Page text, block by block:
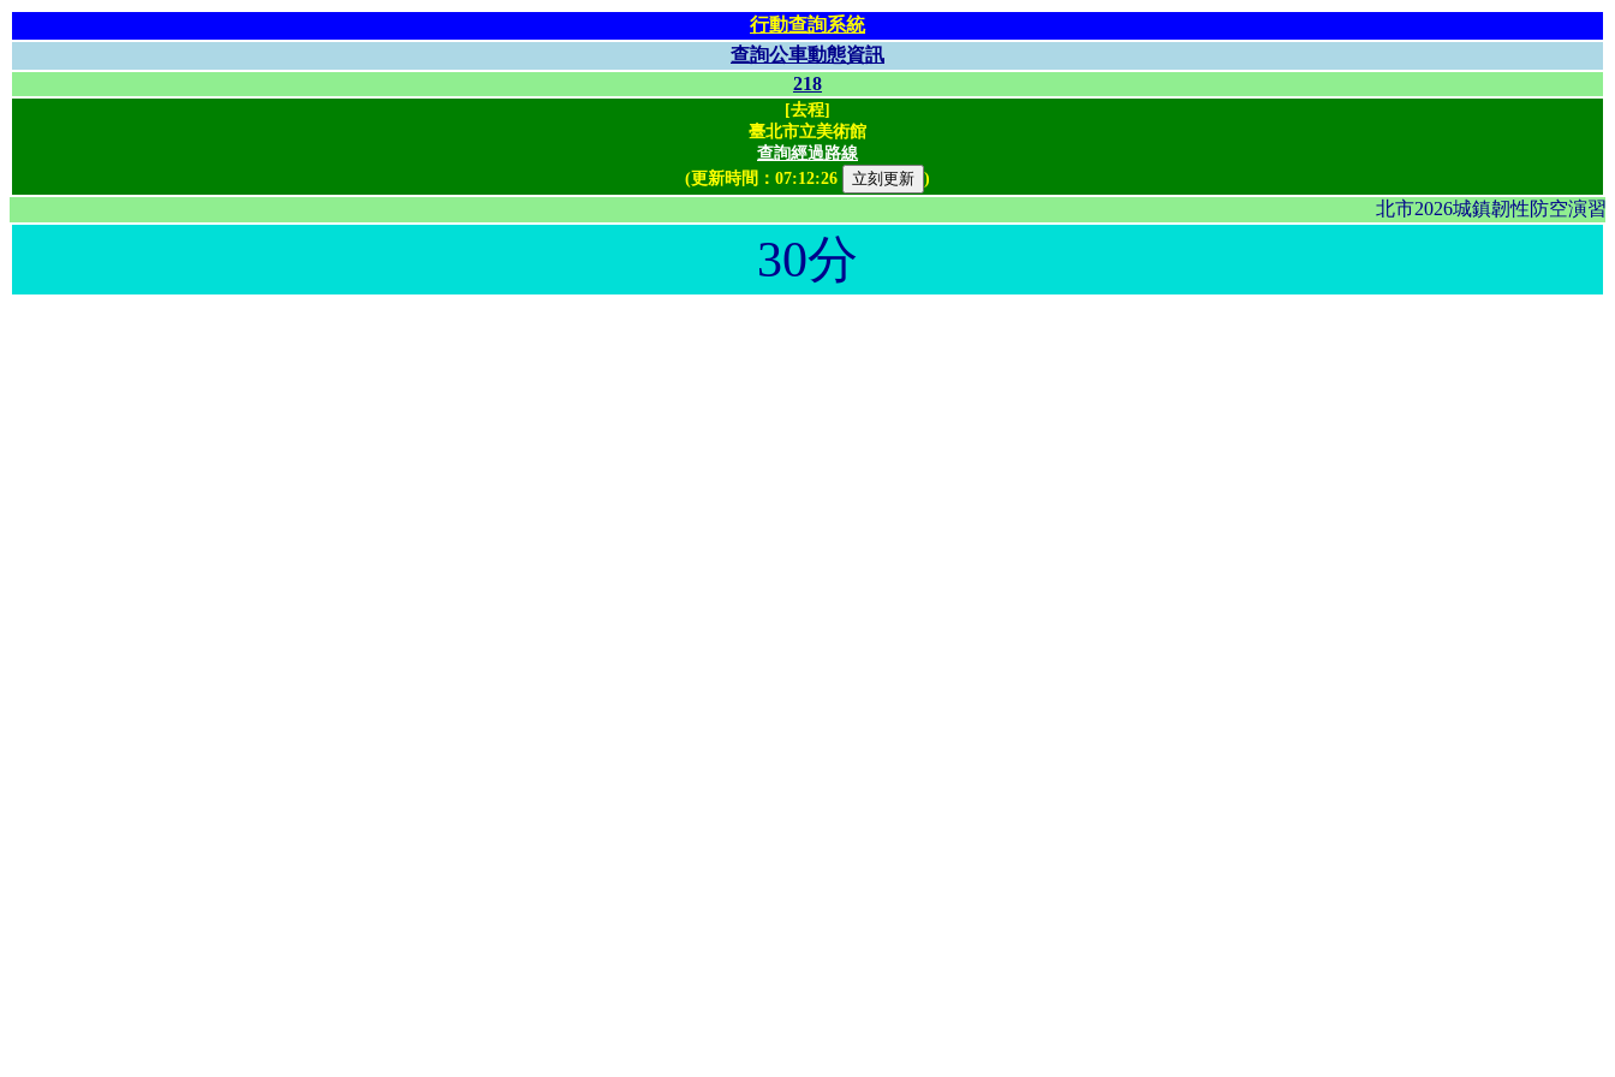
行動查詢系統
查詢公車動態資訊
218
[去程]
臺北市立美術館
查詢經過路線
(更新時間： 07:12:26 )
北市2026城鎮韌性防空
30分